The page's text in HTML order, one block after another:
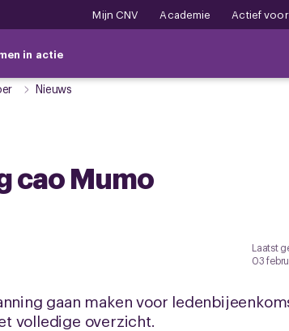
Mijn CNV Academie Actief voor
in actie
Nieuws
cao Mumo
Laatst
03
gaan maken voor
volledige overzicht.